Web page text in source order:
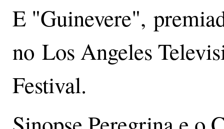
E "Guinevere",
no Los Angeles
Festival.